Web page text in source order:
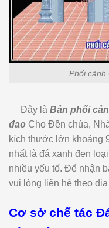
Phối cảnh
Đây là Bản phối
đao Cho Đền chùa,
kích thước lớn khoảng
nhất là đá xanh đen
nhiều yếu tố. Để nhận
vui lòng liên hệ theo
Cơ sở chế tác